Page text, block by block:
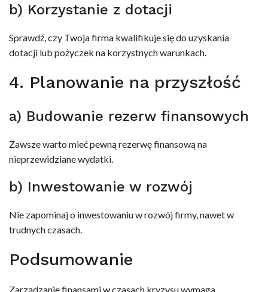
b) Korzystanie z dotacji
Sprawdź, czy Twoja firma kwalifikuje się do uzyskania
dotacji lub pożyczek na korzystnych warunkach.
4. Planowanie na przyszłość
a) Budowanie rezerw finansowych
Zawsze warto mieć pewną rezerwę finansową na
nieprzewidziane wydatki.
b) Inwestowanie w rozwój
Nie zapominaj o inwestowaniu w rozwój firmy, nawet w
trudnych czasach.
Podsumowanie
Zarządzanie finansami w czasach kryzysu wymaga